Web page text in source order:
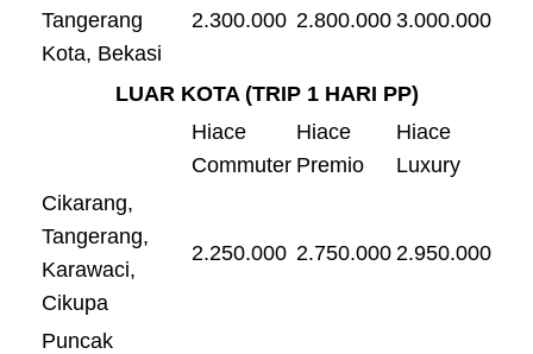
Tangerang
Kota, Bekasi
2.300.000 2.800.000 3.000.000
LUAR KOTA (TRIP 1 HARI PP)
Hiace
Commuter
Hiace
Premio
Hiace
Luxury
Cikarang,
Tangerang,
Karawaci,
Cikupa
2.250.000 2.750.000 2.950.000
Puncak